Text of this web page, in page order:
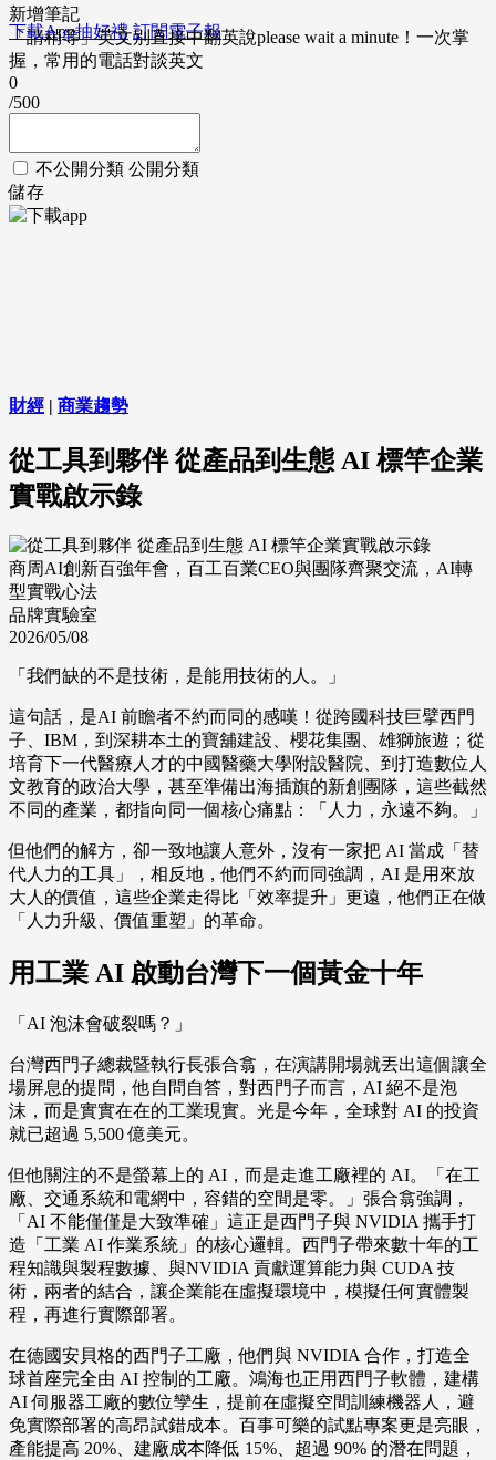
下載App抽好禮 訂閱電子報
新增筆記
「請稍等」英文別直接中翻英說please wait a minute！一次掌
握，常用的電話對談英文
0
/500
不公開分類 公開分類
儲存
財經 | 商業趨勢
從工具到夥伴 從產品到生態 AI 標竿企業
實戰啟示錄
商周AI創新百強年會，百工百業CEO與團隊齊聚交流，AI轉
型實戰心法
品牌實驗室
2026/05/08
「我們缺的不是技術，是能用技術的人。」
這句話，是AI 前瞻者不約而同的感嘆！從跨國科技巨擘西門
子、IBM，到深耕本土的寶舖建設、櫻花集團、雄獅旅遊；從
培育下一代醫療人才的中國醫藥大學附設醫院、到打造數位人
文教育的政治大學，甚至準備出海插旗的新創團隊，這些截然
不同的產業，都指向同一個核心痛點：「人力，永遠不夠。」
但他們的解方，卻一致地讓人意外，沒有一家把 AI 當成「替
代人力的工具」，相反地，他們不約而同強調，AI 是用來放
大人的價值，這些企業走得比「效率提升」更遠，他們正在做
「人力升級、價值重塑」的革命。
用工業 AI 啟動台灣下一個黃金十年
「AI 泡沫會破裂嗎？」
台灣西門子總裁暨執行長張合翕，在演講開場就丟出這個讓全
場屏息的提問，他自問自答，對西門子而言，AI 絕不是泡
沫，而是實實在在的工業現實。光是今年，全球對 AI 的投資
就已超過 5,500 億美元。
但他關注的不是螢幕上的 AI，而是走進工廠裡的 AI。「在工
廠、交通系統和電網中，容錯的空間是零。」張合翕強調，
「AI 不能僅僅是大致準確」這正是西門子與 NVIDIA 攜手打
造「工業 AI 作業系統」的核心邏輯。西門子帶來數十年的工
程知識與製程數據、與NVIDIA 貢獻運算能力與 CUDA 技
術，兩者的結合，讓企業能在虛擬環境中，模擬任何實體製
程，再進行實際部署。
在德國安貝格的西門子工廠，他們與 NVIDIA 合作，打造全
球首座完全由 AI 控制的工廠。鴻海也正用西門子軟體，建構
AI 伺服器工廠的數位孿生，提前在虛擬空間訓練機器人，避
免實際部署的高昂試錯成本。百事可樂的試點專案更是亮眼，
產能提高 20%、建廠成本降低 15%、超過 90% 的潛在問題，